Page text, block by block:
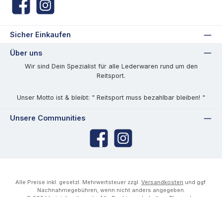
FacebookInstagram
Sicher Einkaufen
Über uns
Wir sind Dein Spezialist für alle Lederwaren rund um den
Reitsport.
Unser Motto ist & bleibt: " Reitsport muss bezahlbar bleiben! "
Unsere Communities
FacebookInstagram
Alle Preise inkl. gesetzl. Mehrwertsteuer zzgl. Versandkosten und ggf.
Nachnahmegebühren, wenn nicht anders angegeben.